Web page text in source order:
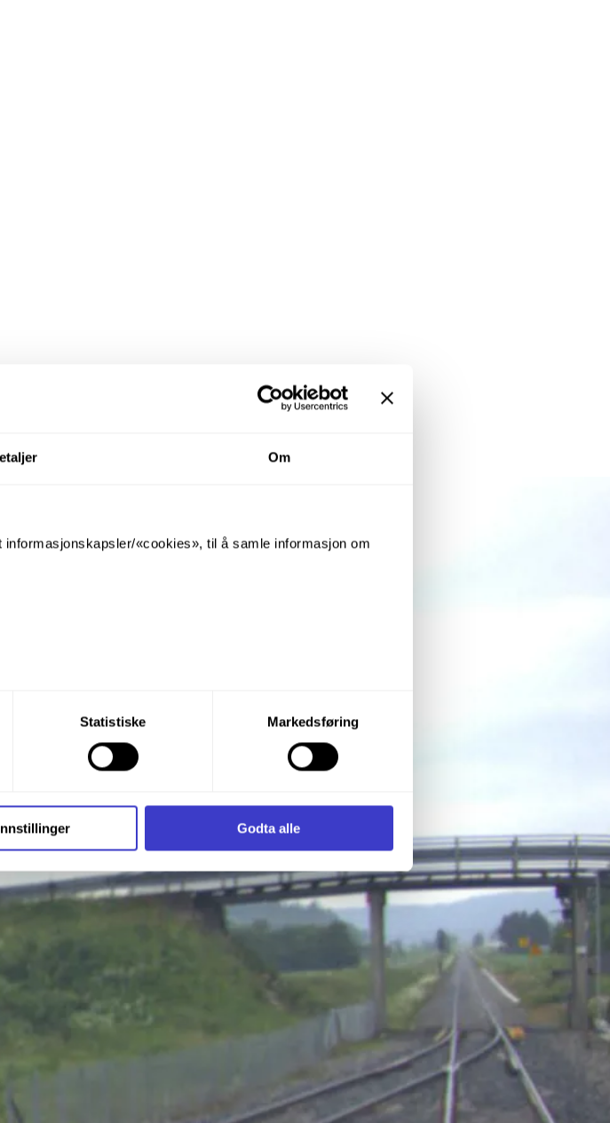
Om
«cookies», til å samle informasjon om
Du kan også velge formålet du vil samtykke til ved å
«Lagre innstillingene».
annen teknologi, og hvordan vi samler inn og behandler
Statistiske Markedsføring
Godta alle